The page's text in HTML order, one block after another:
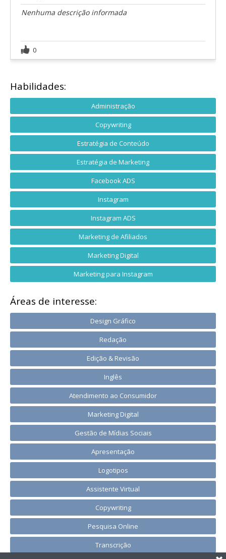
Nenhuma descrição informada
0
Habilidades:
Administração
Copywriting
Estratégia de Conteúdo
Estratégia de Marketing
Facebook ADS
Instagram
Instagram ADS
Marketing de Afiliados
Marketing Digital
Marketing para Instagram
Áreas de interesse:
Design Gráfico
Redação
Edição & Revisão
Inglês
Atendimento ao Consumidor
Marketing Digital
Gestão de Mídias Sociais
Apresentação
Logotipos
Assistente Virtual
Copywriting
Pesquisa Online
Transcrição